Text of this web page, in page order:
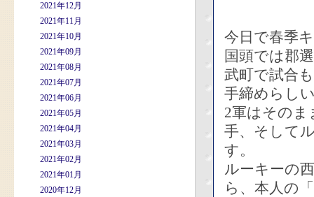
2021年12月
2021年11月
2021年10月
2021年09月
2021年08月
2021年07月
2021年06月
2021年05月
2021年04月
2021年03月
2021年02月
2021年01月
2020年12月
今日で春季
国頭では郡
武町で試合
手締めらし
2軍はそのま
手、そして
す。
ルーキーの
ら、本人の